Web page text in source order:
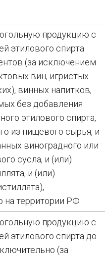
продукцию с
этилового спирта
(за исключением
вин, игристых
винных напитков,
без добавления
этилового спирта,
из пищевого сырья, и
виноградного или
сусла, и (или)
и (или)
на территории РФ
продукцию с
этилового спирта до
(за